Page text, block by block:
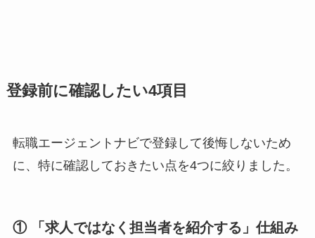
登録前に確認したい4項目
転職エージェントナビで登録して後悔しないため
に、特に確認しておきたい点を4つに絞りました。
① 「求人ではなく担当者を紹介する」仕組み